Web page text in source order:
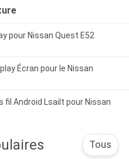
pour Nissan Quest E52
Écran pour le Nissan
fil Android Lsailt pour Nissan
Tous